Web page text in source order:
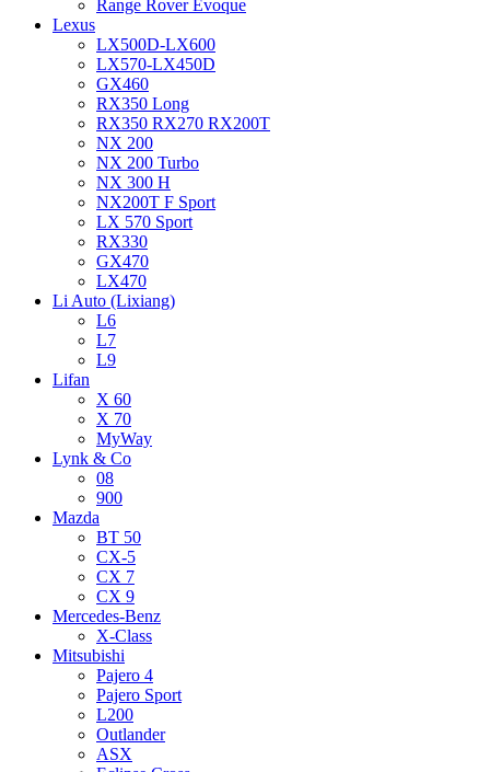
Range Rover Evoque
Lexus
LX500D-LX600
LX570-LX450D
GX460
RX350 Long
RX350 RX270 RX200T
NX 200
NX 200 Turbo
NX 300 H
NX200T F Sport
LX 570 Sport
RX330
GX470
LX470
Li Auto (Lixiang)
L6
L7
L9
Lifan
X 60
X 70
MyWay
Lynk & Co
08
900
Mazda
BT 50
CX-5
CX 7
CX 9
Mercedes-Benz
X-Class
Mitsubishi
Pajero 4
Pajero Sport
L200
Outlander
ASX